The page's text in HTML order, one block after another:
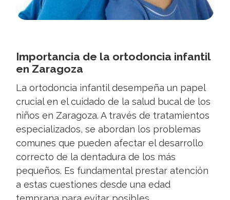
Importancia de la ortodoncia infantil
en Zaragoza
La ortodoncia infantil desempeña un papel
crucial en el cuidado de la salud bucal de los
niños en Zaragoza. A través de tratamientos
especializados, se abordan los problemas
comunes que pueden afectar el desarrollo
correcto de la dentadura de los más
pequeños. Es fundamental prestar atención
a estas cuestiones desde una edad